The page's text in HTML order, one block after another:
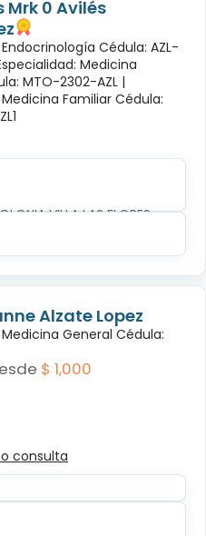
Mrk 0 Avilés
Cédula: AZL-
Medicina
MTO-2302-AZL |
Familiar Cédula:
VILLA LAS FLORES
Alzate Lopez
General Cédula:
$ 1,000
consulta